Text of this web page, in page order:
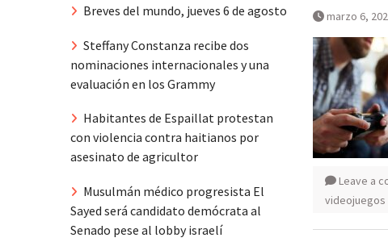
marzo 6,
Leave a
videojuegos
Breves del mundo, jueves 6 de agosto
Steffany Constanza recibe dos
nominaciones internacionales y una
evaluación en los Grammy
Habitantes de Espaillat protestan
con violencia contra haitianos por
asesinato de agricultor
Musulmán médico progresista El
Sayed será candidato demócrata al
Senado pese al lobby israelí